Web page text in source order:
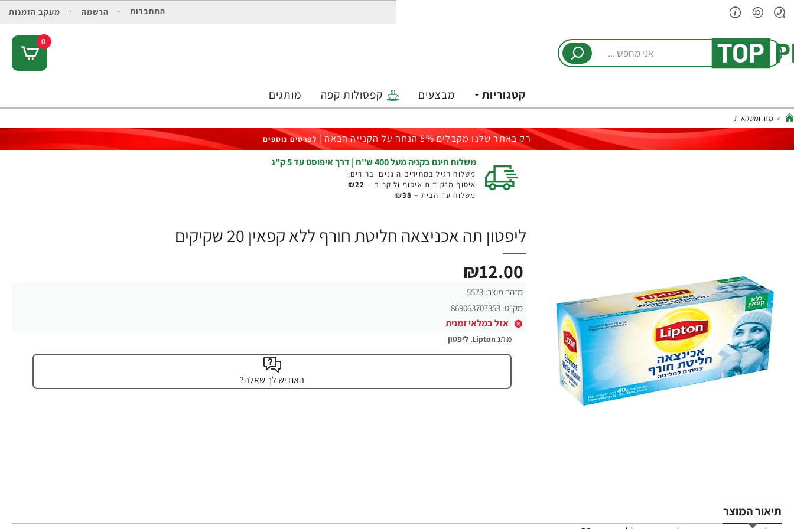
התחברות הרשמה מעקב הזמנות
מחפש
0
קטגוריות מבצעים קפסולות קפה מותגים
home
מזון ומשקאות
רק באתר שלנו מקבלים 5% הנחה על הקנייה הבאה | לפרטים נוספים
משלוח חינם בקניה מעל 400 ש"ח | דרך איפוסט עד 5 ק"ג
משלוח רגיל במחירים הוגנים וברורים:
איסוף מנקודות איסוף ולוקרים – ₪22
משלוח עד הבית – ₪38
ליפטון תה אכניצאה חליטת חורף ללא קפאין 20 שקיקים
מזהה מוצר: 5573
מק"ט: 869063707353
אזל במלאי זמנית
₪12.00
מותג Lipton
, ליפטון
האם יש לך שאלה?
תיאור המוצר